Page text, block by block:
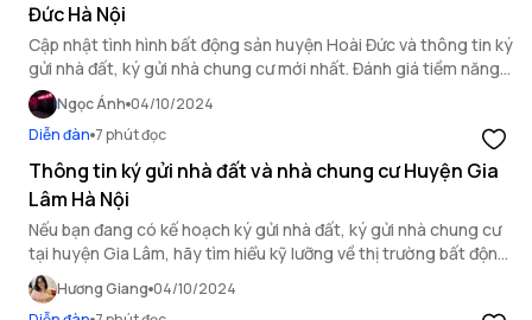
Đức Hà Nội
Cập nhật tình hình bất động sản huyện Hoài Đức và thông tin ký
gửi nhà đất, ký gửi nhà chung cư mới nhất. Đánh giá tiềm năng
bất động sản khu vực này.
Ngọc Ánh 04/10/2024
Diễn đàn 7 phút đọc
Thông tin ký gửi nhà đất và nhà chung cư Huyện Gia
Lâm Hà Nội
Nếu bạn đang có kế hoạch ký gửi nhà đất, ký gửi nhà chung cư
tại huyện Gia Lâm, hãy tìm hiểu kỹ lưỡng về thị trường bất động
sản khu vực để tận dụng cơ hội đầu tư một cách hiệu quả nhất.
Hương Giang 04/10/2024